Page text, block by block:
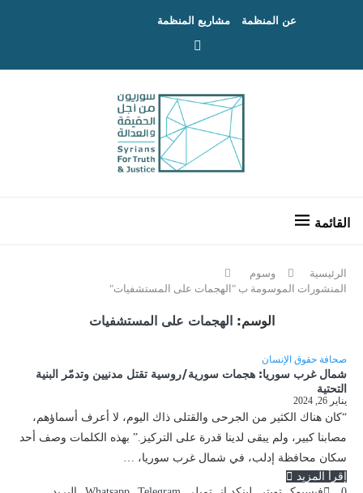
عن المنظمة مشاريع المنظمة
الرئيسية
وسوم
المنشورات الموسومة ب "الهجمات على المستشفيات"
الوسم:الهجمات على المستشفيات
صحافة حقوق الإنسان
شمال غرب سوريا: هجمات سورية/روسية تقتل مدنيين وتدمّر البنية
التحتية
يناير 26, 2024
“كان هناك الكثير من الجرحى والقتلى ذاك اليوم، لا أعرف أسماؤهم،
مصابنا كبير، ولم يبقى لدينا قدرة على التركيز.” بهذه الكلمات وصف أحد
سكان محافظة إدلب، في شمال غرب سوريا، …
إقرأ المزيد